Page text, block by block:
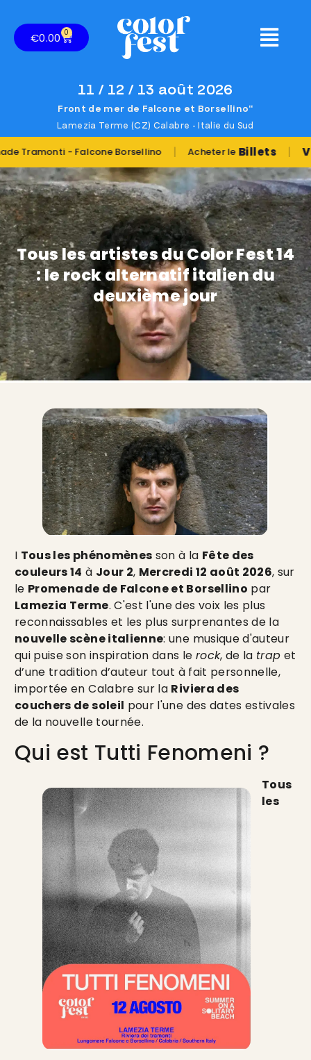
€0.00 0
11 / 12 / 13 août 2026
Front de mer de Falcone et Borsellino“
Lamezia Terme (CZ) Calabre - Italie du Sud
- Falcone Borsellino | Acheter leBillets | Vous
Tous les artistes du Color Fest 14
: le rock alternatif italien du
deuxième jour
I Tous les phénomènes son à la Fête des
couleurs 14 à Jour 2, Mercredi 12 août 2026, sur
le Promenade de Falcone et Borsellino par
Lamezia Terme. C'est l'une des voix les plus
reconnaissables et les plus surprenantes de la
nouvelle scène italienne: une musique d'auteur
qui puise son inspiration dans le rock, de la trap et
d’une tradition d’auteur tout à fait personnelle,
importée en Calabre sur la Riviera des
couchers de soleil pour l'une des dates estivales
de la nouvelle tournée.
Qui est Tutti Fenomeni ?
Tous
les